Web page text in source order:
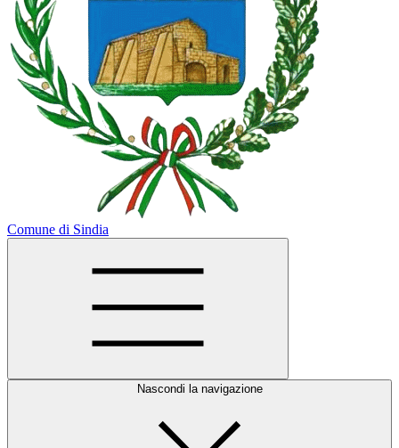
Comune di Sindia
Nascondi la navigazione